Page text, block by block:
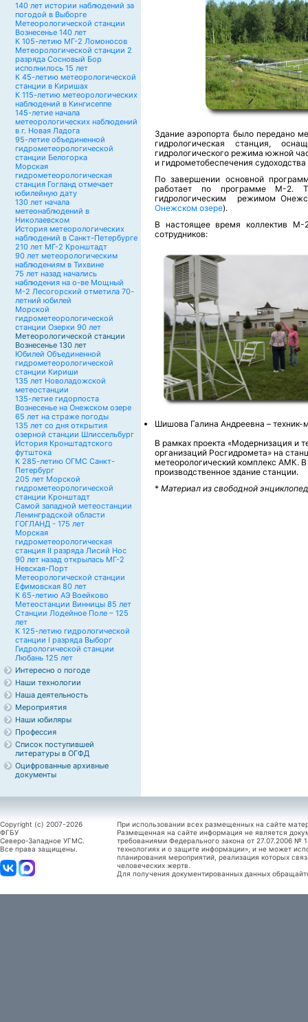
140 лет истории наблюдений за
погодой в Выборге
Метеорологической станции
Вознесенье 140 лет
К 105-летию МГ-2 Ломоносов
Метеорологической станции 2
разряда Сосновый Бор
исполнилось 15 лет
К 45-летию метеорологической
станции в Киришах
К 115-летию метеорологических
наблюдений в Кингисеппе
145-летие начала
метеорологических наблюдений
в г. Новая Ладога
95-летие объединенной
гидрометеорологической
станции Белогорка
Морская
гидрометеорологическая
станция Гогланд отмечает
юбилейную дату
130 лет начала
метеонаблюдений в
Николаевском
История метеорологических
наблюдений в Санкт-Петербурге
210 лет МГ-2 Кронштадт
90 лет метеорологическим
наблюдениям в Тихвине
75 лет назад начались
наблюдения на о-ве Мощный
М-2 Лесогорский отметила 70-
летний юбилей
Морской
гидрометеорологической
станции Озерки 90 лет
Метеорологической станции
Вознесенье 130 лет
Юбилей Объединенной
гидрометеорологической
станции Кириши
135 лет Новоладожской
метеостанции
135-летие гидорпоста
Вознесенье на Онежском озере
65 лет на страже погоды
135 лет со дня открытия
озерной станции Шлиссельбург
История Кронштадтского
футштока
К 285-летию ОГМС Санкт-
Петербург
205 лет Морской
гидрометеорологической
станции Кронштадт
Самой западной метеостанции
Ленинградской области
ГОГЛАНД - 175 лет
Морская
гидрометеорологическая
станция II разряда Лисий Нос
90 лет назад открылась МГ-2
Невская-Порт
Метеорологической станции
Ефимовская 80 лет
К 65-летию АЭ Воейково
Метеостанции Винницы 85 лет
Станции Лодейное Поле – 125
лет
К 125-летию гидрологической
станции I разряда Выборг
Гидрологической станции
Любань 125 лет
Интересно о погоде
Наши технологии
Наша деятельность
Мероприятия
Наши юбиляры
Профессия
Список поступившей
литературы в ОГФД
Оцифрованные архивные
документы
Здание аэропорта было передано
гидрологическая станция,
гидрологического режима южной
и гидрометобеспечения
По завершении основной
работает по программе М-2.
гидрологическим режимом
Онежском озере).
В настоящее время коллектив М-
сотрудников:
Шишова Галина Андреевна – техник-
В рамках проекта «Модернизация и
организаций Росгидромета» на
метеорологический комплекс АМК.
производственное здание станции.
* Материал из свободной
Copyright (c) 2007-2026
ФГБУ
Северо-Западное УГМС.
Все права защищены.
При использовании всех размещенных на сайте
Размещенная на сайте информация не является
требованиями Федерального закона от 27.07.2006
технологиях и о защите информации», и не может
планирования мероприятий, реализация которых
человеческих жертв.
Для получения документированных данных